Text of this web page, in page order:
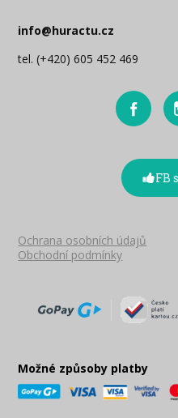
info@huractu.cz
tel. (+420) 605 452 469
FB
Ochrana osobních údajů
Obchodní podmínky
Možné způsoby platby